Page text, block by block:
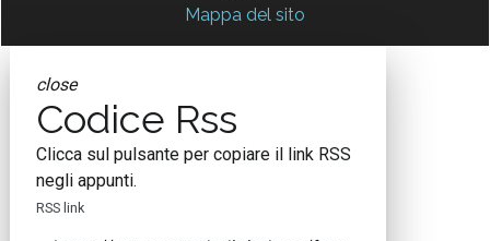
Mappa del sito
close
Codice Rss
Clicca sul pulsante per copiare il link RSS
negli appunti.
RSS link